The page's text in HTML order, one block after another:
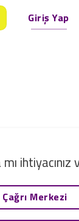
Giriş Yap
ihtiyacınız
Çağrı Merkezi